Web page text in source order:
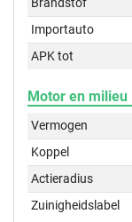
Importauto
APK tot
Motor en milieu
Vermogen
Koppel
Actieradius
Zuinigheidslabel